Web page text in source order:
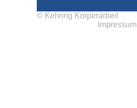
© Kehring Körperarbeit
Impressum